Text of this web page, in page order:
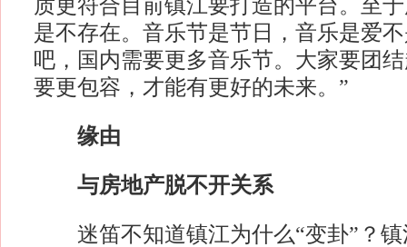
质更符合目前镇江要打造的平台。至
是不存在。音乐节是节日，音乐是爱
吧，国内需要更多音乐节。大家要团
要更包容，才能有更好的未来。”
缘由
与房地产脱不开关系
迷笛不知道镇江为什么“变卦”？镇